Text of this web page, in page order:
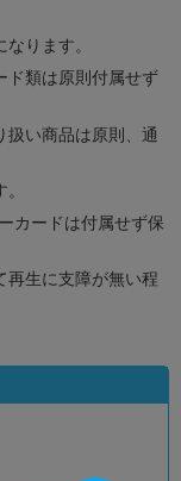
ります。
ド類は原則付属せず
扱い商品は原則、通
カードは付属せず保
再生に支障が無い程